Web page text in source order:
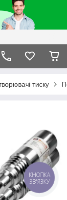
тиску
КНОПКА
ЗВ'ЯЗКУ